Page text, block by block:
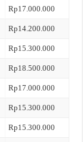
Rp17.000.000
Rp14.200.000
Rp15.300.000
Rp18.500.000
Rp17.000.000
Rp15.300.000
Rp15.300.000